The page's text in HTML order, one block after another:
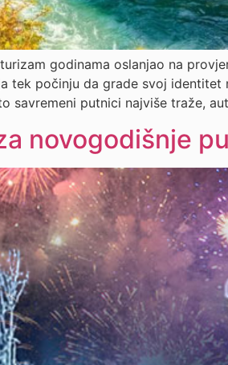
godinama oslanjao na
tek počinju da grade svoj
savremeni putnici najviše traže,
novogodišnje